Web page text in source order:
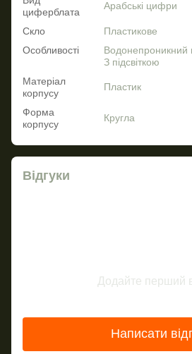
циферблата
Арабські цифри
Скло
Пластикове
Особливості
Водонепроникний
З підсвіткою
Матеріал
корпусу
Пластик
Форма
корпусу
Кругла
Відгуки
Додайте перший
Написати